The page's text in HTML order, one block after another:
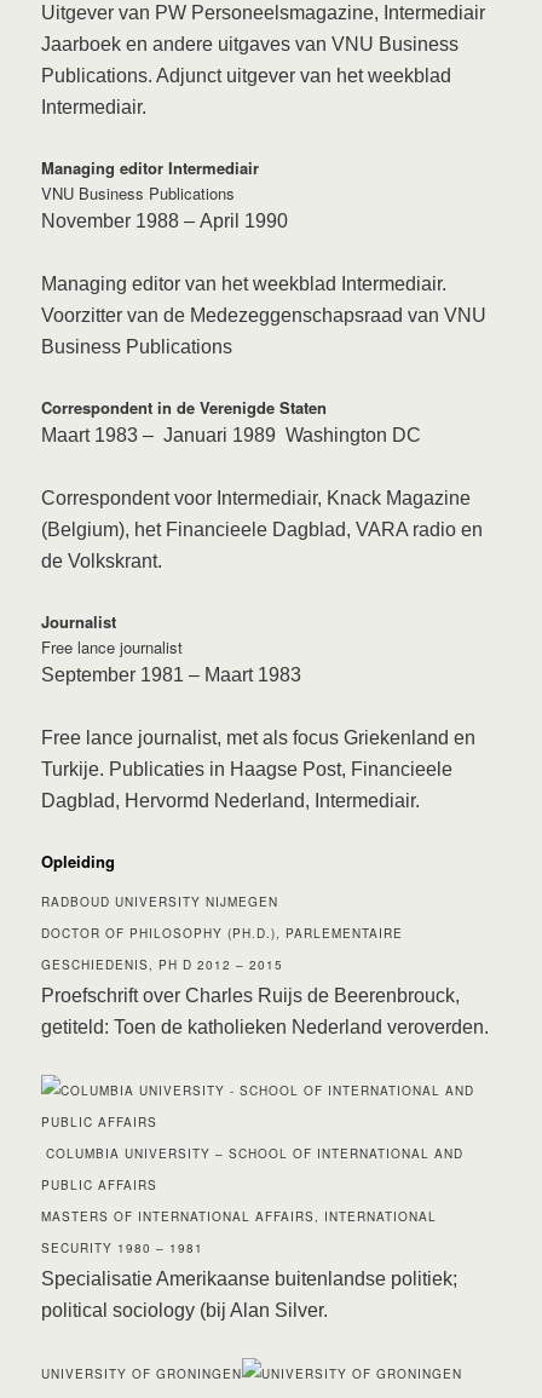
Uitgever van PW Personeelsmagazine, Intermediair
Jaarboek en andere uitgaves van VNU Business
Publications. Adjunct uitgever van het weekblad
Intermediair.
Managing editor Intermediair
VNU Business Publications
November 1988 –April 1990
Managing editor van het weekblad Intermediair.
Voorzitter van de Medezeggenschapsraad van VNU
Business Publications
Correspondent in de Verenigde Staten
Maart 1983 – Januari 1989 Washington DC
Correspondent voor Intermediair, Knack Magazine
(Belgium), het Financieele Dagblad, VARA radio en
de Volkskrant.
Journalist
Free lance journalist
September 1981 – Maart 1983
Free lance journalist, met als focus Griekenland en
Turkije. Publicaties in Haagse Post, Financieele
Dagblad, Hervormd Nederland, Intermediair.
Opleiding
RADBOUD UNIVERSITY NIJMEGEN
DOCTOR OF PHILOSOPHY (PH.D.), PARLEMENTAIRE
GESCHIEDENIS, PH D2012 – 2015
Proefschrift over Charles Ruijs de Beerenbrouck,
getiteld: Toen de katholieken Nederland veroverden.
COLUMBIA UNIVERSITY – SCHOOL OF INTERNATIONAL AND
PUBLIC AFFAIRS
MASTERS OF INTERNATIONAL AFFAIRS, INTERNATIONAL
SECURITY 1980 – 1981
Specialisatie Amerikaanse buitenlandse politiek;
political sociology (bij Alan Silver.
UNIVERSITY OF GRONINGEN